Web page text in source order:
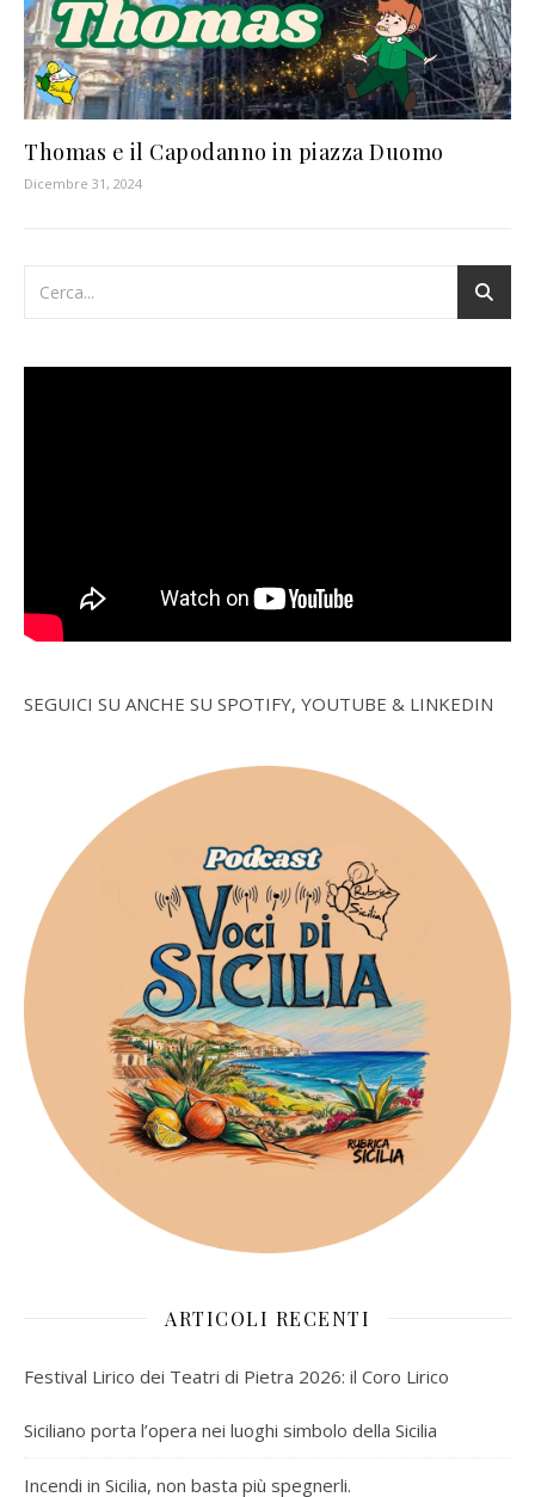
Thomas e il Capodanno in piazza Duomo
Dicembre 31, 2024
SEGUICI SU ANCHE SU SPOTIFY, YOUTUBE & LINKEDIN
ARTICOLI RECENTI
Festival Lirico dei Teatri di Pietra 2026: il Coro Lirico
Siciliano porta l’opera nei luoghi simbolo della Sicilia
Incendi in Sicilia, non basta più spegnerli.